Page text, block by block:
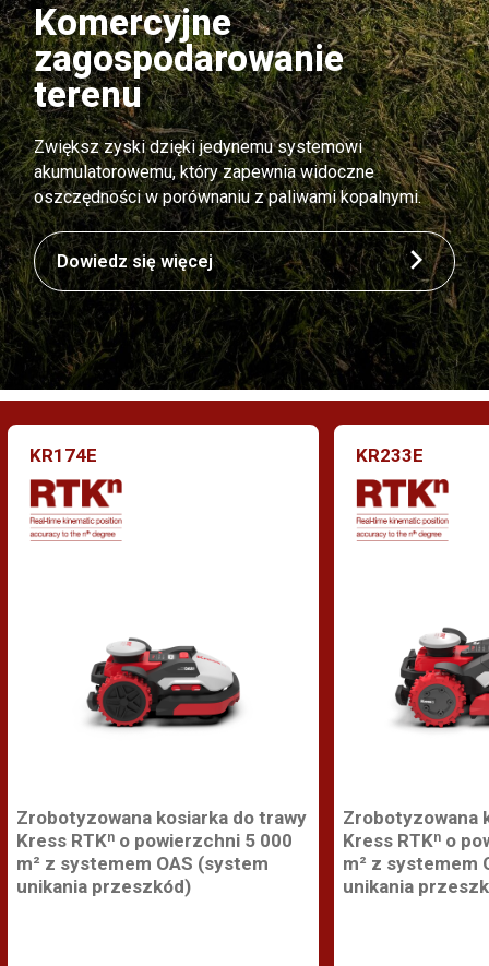
Komercyjne
zagospodarowanie
terenu
Zwiększ zyski dzięki jedynemu systemowi
akumulatorowemu, który zapewnia widoczne
oszczędności w porównaniu z paliwami kopalnymi.
Dowiedz się więcej
KR174E
Zrobotyzowana kosiarka do trawy
Kress RTKⁿ o powierzchni 5 000
m² z systemem OAS (system
unikania przeszkód)
KR233E
Zrobotyzowana
Kress RTKⁿ o
m² z systemem
unikania